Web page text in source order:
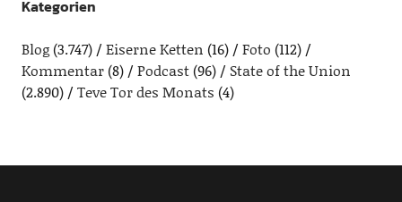
Kategorien
Blog(3.747) Eiserne Ketten (16) Foto (112)
Kommentar(8) Podcast(96)
State of the Union
(2.890)
Teve Tor des Monats (4)